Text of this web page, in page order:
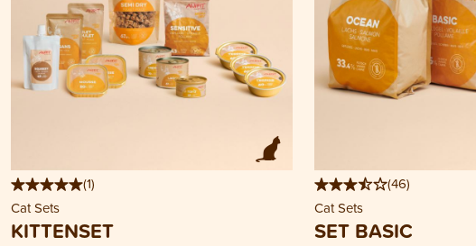
(1)
Cat Sets
KITTENSET
(46)
Cat Sets
SET BASIC